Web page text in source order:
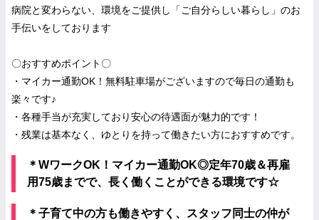
病院と変わらない、環境をご提供し「ご自分らしい暮らし」のお
手伝いをしております
〇おすすめポイント〇
・マイカー通勤OK！無料駐車場がございますので毎日の通勤も
楽々です♪
・各種手当が充実しており安心の待遇面が魅力的です！
・残業は基本なく、ゆとりを持って働きたい方におすすめです。
＊WワークOK！マイカー通勤OK◎定年70歳＆再雇
用75歳までで、長く働くことができる環境です☆
＊子育て中の方も働きやすく、スタッフ同士の仲が